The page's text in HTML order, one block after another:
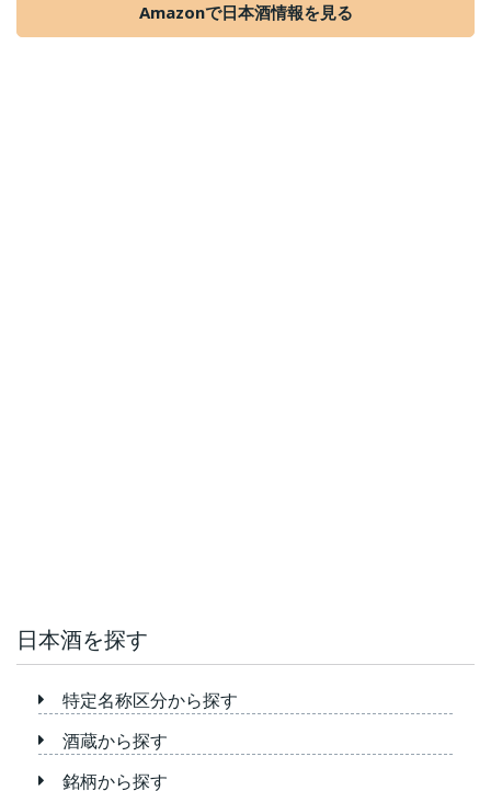
Amazonで日本酒情報を見る
日本酒を探す
特定名称区分から探す
酒蔵から探す
銘柄から探す